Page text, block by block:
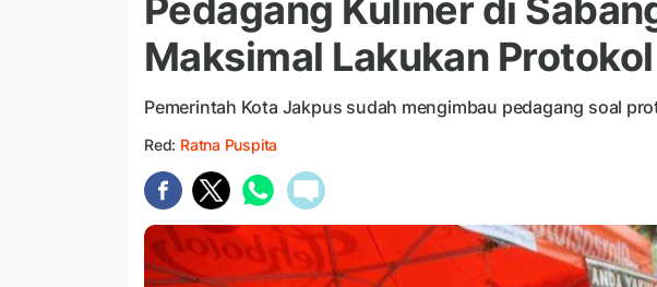
Pedagang Kuliner di
Maksimal Lakukan Protokol
Pemerintah Kota Jakpus sudah mengimbau pedagang soal
Red: Ratna Puspita